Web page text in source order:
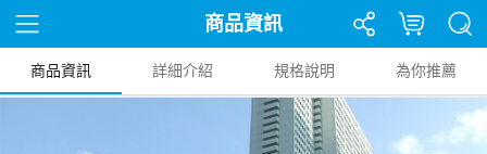
商品資訊
商品資訊 詳細介紹 規格說明 為你推薦